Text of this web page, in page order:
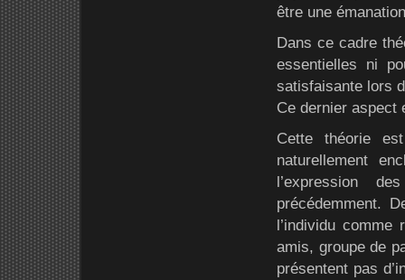
être une
Dans ce cadre
essentielles ni
satisfaisante lors
Ce dernier aspect
Cette théorie
naturellement
l’expression
précédemment.
l’individu
amis, groupe de
présentent pas